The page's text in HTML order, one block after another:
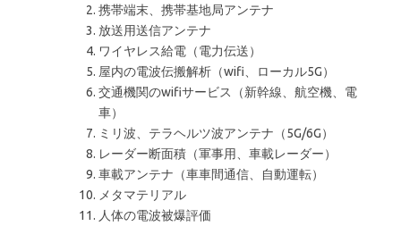
携帯端末、携帯基地局アンテナ
放送用送信アンテナ
ワイヤレス給電（電力伝送）
屋内の電波伝搬解析（wifi、ローカル5G）
交通機関のwifiサービス（新幹線、航空機、電
車）
ミリ波、テラヘルツ波アンテナ（5G/6G）
レーダー断面積（軍事用、車載レーダー）
車載アンテナ（車車間通信、自動運転）
メタマテリアル
人体の電波被爆評価